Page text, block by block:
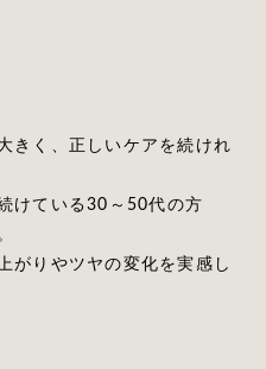
きく、正しいケアを続けれ
けている30～50代の方
がりやツヤの変化を実感し